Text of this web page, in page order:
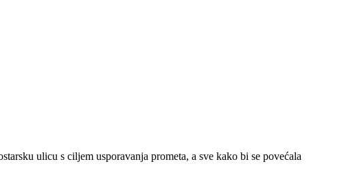
ulicu s ciljem usporavanja prometa, a sve kako bi se povećala